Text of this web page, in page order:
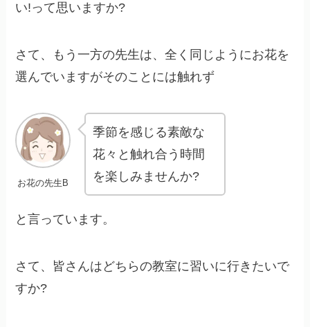
い!って思いますか?
さて、もう一方の先生は、全く同じようにお花を
選んでいますがそのことには触れず
お花の先生B
季節を感じる素敵な
花々と触れ合う時間
を楽しみませんか?
と言っています。
さて、皆さんはどちらの教室に習いに行きたいで
すか?